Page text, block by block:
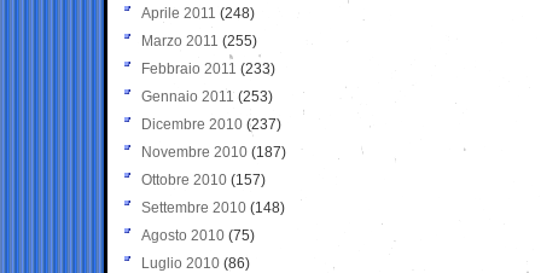
Aprile 2011 (248)
Marzo 2011 (255)
Febbraio 2011 (233)
Gennaio 2011 (253)
Dicembre 2010 (237)
Novembre 2010 (187)
Ottobre 2010 (157)
Settembre 2010 (148)
Agosto 2010 (75)
Luglio 2010 (86)